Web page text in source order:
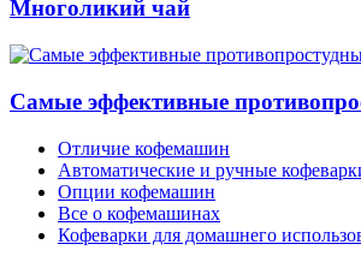
Многоликий чай
Самые эффективные
Отличие кофемашин
Автоматические и ручные
Опции кофемашин
Все о кофемашинах
Кофеварки для домашнего